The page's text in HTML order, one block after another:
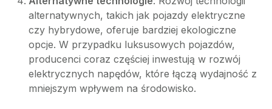
alternatywnych, takich jak pojazdy elektryczne
czy hybrydowe, oferuje bardziej ekologiczne
opcje. W przypadku luksusowych pojazdów,
producenci coraz częściej inwestują w rozwój
elektrycznych napędów, które łączą wydajność z
mniejszym wpływem na środowisko.